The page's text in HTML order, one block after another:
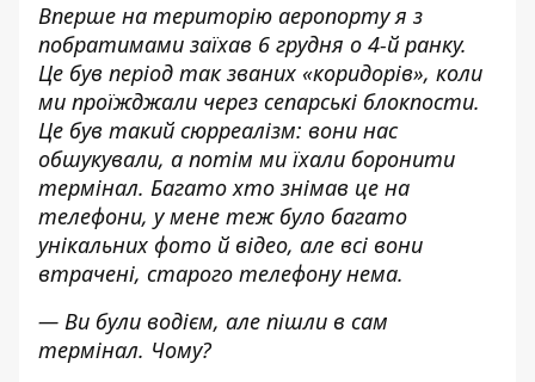
Вперше на територію аеропорту я з
побратимами заїхав 6 грудня о 4-й ранку.
Це був період так званих «коридорів», коли
ми проїжджали через сепарські блокпости.
Це був такий сюрреалізм: вони нас
обшукували, а потім ми їхали боронити
термінал. Багато хто знімав це на
телефони, у мене теж було багато
унікальних фото й відео, але всі вони
втрачені, старого телефону нема.
— Ви були водієм, але пішли в сам
термінал. Чому?